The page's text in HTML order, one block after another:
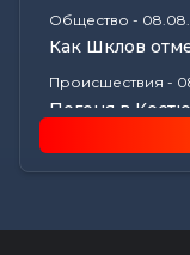
Общество -
Как Шклов
Происшествия -
Погоня в
мотоциклист